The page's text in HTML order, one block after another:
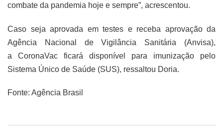
combate da pandemia hoje e sempre”, acrescentou.
Caso seja aprovada em testes e receba aprovação da
Agência Nacional de Vigilância Sanitária (Anvisa),
a CoronaVac ficará disponível para imunização pelo
Sistema Único de Saúde (SUS), ressaltou Doria.
Fonte: Agência Brasil